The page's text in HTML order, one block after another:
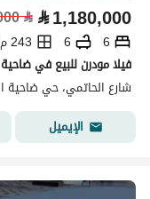
⃁1,180,000
⃁
6
6
243 م2
فيلا مودرن للبيع في
شارع الحاتمي، حي ضاحية
الإيميل